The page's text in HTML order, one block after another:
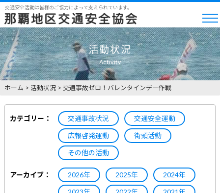
交通安全活動は皆様のご協力によって支えられています。
活動状況
Activity
ホーム > 活動状況> 交通事故ゼロ！バレンタインデー作戦
カテゴリー： 交通事故状況 交通安全運動
広報啓発運動 街頭活動
その他の活動
アーカイブ： 2026年 2025年 2024年